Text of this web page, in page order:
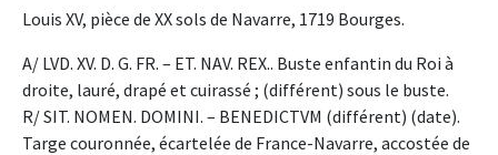
Louis XV, pièce de XX sols de Navarre, 1719 Bourges.
A/ LVD. XV. D. G. FR. – ET. NAV. REX.. Buste enfantin du Roi à
droite, lauré, drapé et cuirassé ; (différent) sous le buste.
R/ SIT. NOMEN. DOMINI. – BENEDICTVM (différent) (date).
Targe couronnée, écartelée de France-Navarre, accostée de